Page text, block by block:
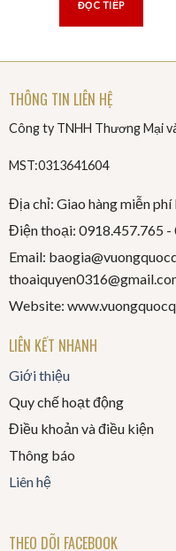
ĐỌC TIẾP
THÔNG TIN LIÊN HỆ
Công ty TNHH Thương Mại
MST:0313641604
Địa chỉ: Giao hàng miễn
Điện thoại: 0918.457.765 -
Email:
thoaiquyen
Website:
LIÊN KẾT NHANH
Giới thiệu
Quy chế hoạt động
Điều khoản và điều kiện
Thông báo
Liên hệ
THEO DÕI FACEBOOK